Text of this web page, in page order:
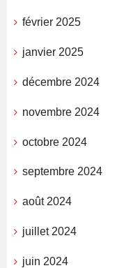
février 2025
janvier 2025
décembre 2024
novembre 2024
octobre 2024
septembre 2024
août 2024
juillet 2024
juin 2024